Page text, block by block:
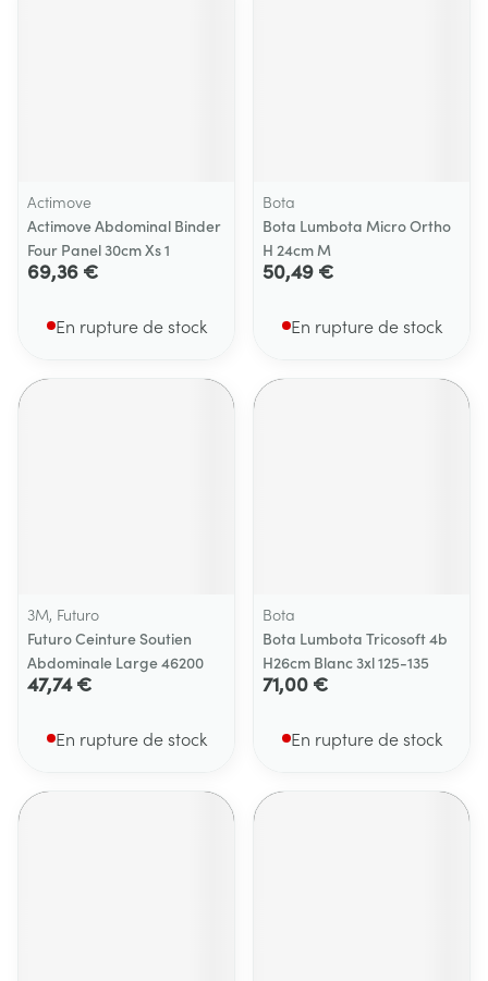
Actimove
Actimove Abdominal Binder
Four Panel 30cm Xs 1
69,36 €
En rupture de stock
Bota
Bota Lumbota Micro Ortho
H 24cm M
50,49 €
En rupture de stock
3M, Futuro
Futuro Ceinture Soutien
Abdominale Large 46200
47,74 €
En rupture de stock
Bota
Bota Lumbota Tricosoft 4b
H26cm Blanc 3xl 125-135
71,00 €
En rupture de stock